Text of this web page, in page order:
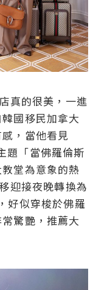
真的很美，一進
國移民加拿大
，當他看見
題「當佛羅倫斯
堂為意象的熱
迎接夜晚轉換為
好似穿梭於佛羅
驚艷，推薦大